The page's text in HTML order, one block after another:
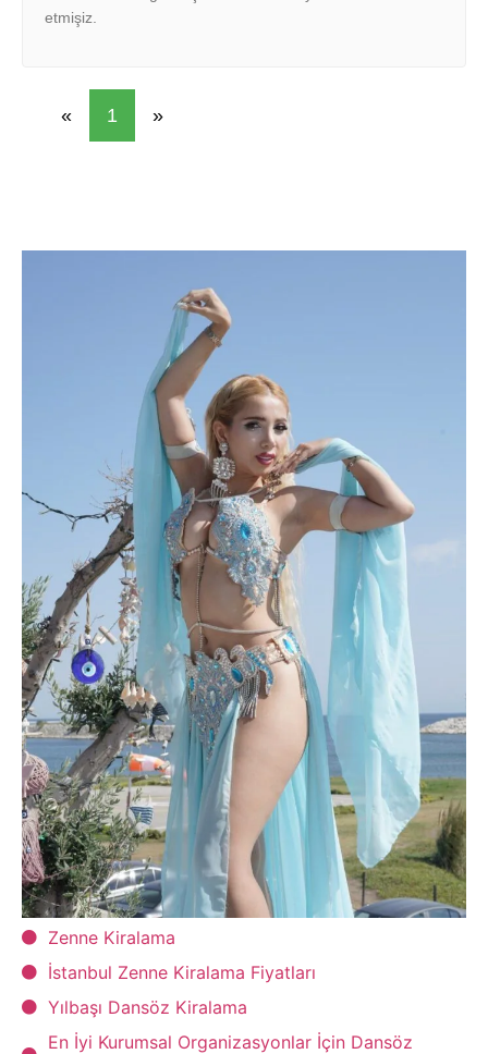
etmişiz.
« 1 »
Zenne Kiralama
İstanbul Zenne Kiralama Fiyatları
Yılbaşı Dansöz Kiralama
En İyi Kurumsal Organizasyonlar İçin Dansöz